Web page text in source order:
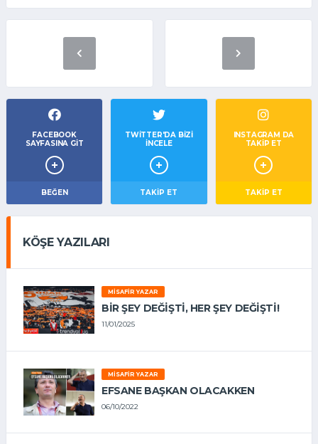
FACEBOOK
SAYFASINA GIT
BEĞEN
TWITTER'DA BIZI
İNCELE
TAKIP ET
INSTAGRAM DA
TAKİP ET
TAKİP ET
KÖŞE YAZILARI
MISAFIR YAZAR
BIR ŞEY DEĞIŞTI, HER ŞEY DEĞIŞTI!
11/01/2025
MISAFIR YAZAR
EFSANE BAŞKAN OLACAKKEN
06/10/2022